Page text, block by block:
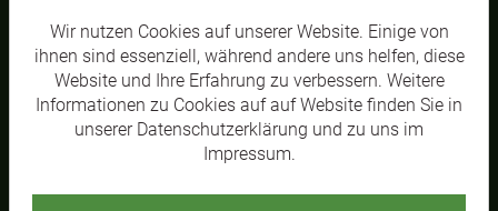
TEAMS
Wir nutzen Cookies auf unserer Website. Einige von
ihnen sind essenziell, während andere uns helfen, diese
Website und Ihre Erfahrung zu verbessern. Weitere
Informationen zu Cookies auf auf Website finden Sie in
unserer Datenschutzerklärung und zu uns im
Impressum.